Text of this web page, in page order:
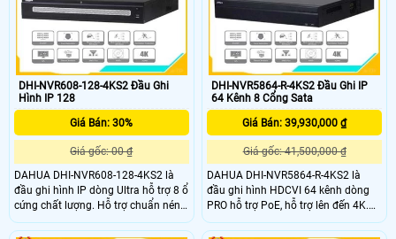
mở rộng lưu trữ.
DHI-NVR608-128-4KS2 Đầu Ghi
Hình IP 128
Giá Bán: 30%
Giá gốc: 00 ₫
DAHUA DHI-NVR608-128-4KS2 là
đầu ghi hình IP dòng Ultra hỗ trợ 8 ổ
cứng chất lượng. Hỗ trợ chuẩn nén
H.265+ giúp tiết kiệm băng thông
và lưu trữ giám sát. Đầu ghi hình
DHI-NVR5864-R-4KS2 Đầu Ghi IP
64 Kênh 8 Cổng Sata
Giá Bán: 39,930,000 ₫
Giá gốc: 41,500,000 ₫
DAHUA DHI-NVR5864-R-4KS2 là
đầu ghi hình HDCVI 64 kênh dòng
PRO hỗ trợ PoE, hỗ trợ lên đến 4K.
Đầu ghi HDCVI DHI-NVR5864-R-
4KS2 thiết kế vỏ kim loại, có khe tản